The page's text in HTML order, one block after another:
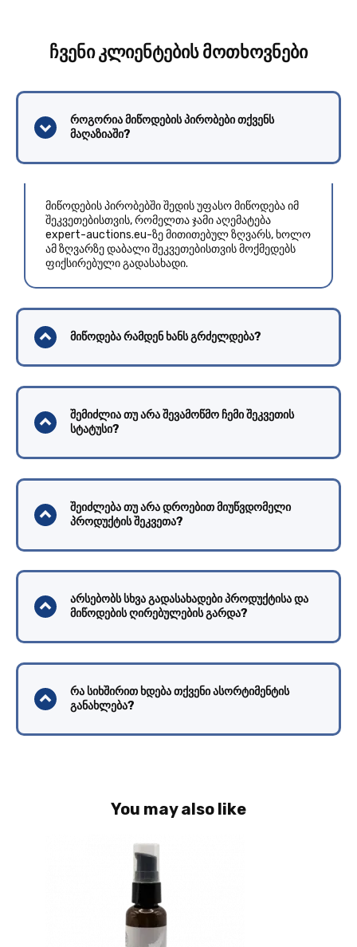
ჩვენი კლიენტების მოთხოვნები
როგორია მიწოდების პირობები თქვენს
მაღაზიაში?
მიწოდების პირობებში შედის უფასო მიწოდება იმ
შეკვეთებისთვის, რომელთა ჯამი აღემატება
expert-auctions.eu-ზე მითითებულ ზღვარს, ხოლო
ამ ზღვარზე დაბალი შეკვეთებისთვის მოქმედებს
ფიქსირებული გადასახადი.
მიწოდება რამდენ ხანს გრძელდება?
შემიძლია თუ არა შევამოწმო ჩემი შეკვეთის
სტატუსი?
შეიძლება თუ არა დროებით მიუწვდომელი
პროდუქტის შეკვეთა?
არსებობს სხვა გადასახადები პროდუქტისა და
მიწოდების ღირებულების გარდა?
რა სიხშირით ხდება თქვენი ასორტიმენტის
განახლება?
You may also like